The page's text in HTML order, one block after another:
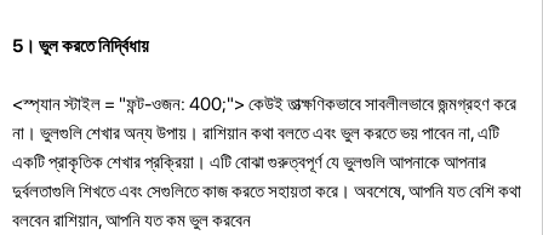
5। ভুল করতে নির্দ্বিধায়
<স্প্যান স্টাইল = "ফন্ট-ওজন: 400;"> কেউই তাত্ক্ষণিকভাবে সাবলীলভাবে জন্মগ্রহণ করে
না। ভুলগুলি শেখার অন্য উপায়। রাশিয়ান কথা বলতে এবং ভুল করতে ভয় পাবেন না, এটি
একটি প্রাকৃতিক শেখার প্রক্রিয়া। এটি বোঝা গুরুত্বপূর্ণ যে ভুলগুলি আপনাকে আপনার
দুর্বলতাগুলি শিখতে এবং সেগুলিতে কাজ করতে সহায়তা করে। অবশেষে, আপনি যত বেশি কথা
বলবেন রাশিয়ান, আপনি যত কম ভুল করবেন